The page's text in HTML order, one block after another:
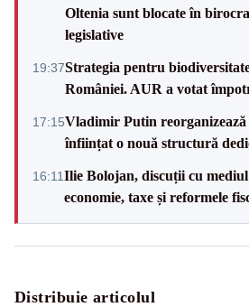
Oltenia sunt blocate în
legislative
19:37Strategia pentru
României. AUR a votat
17:15Vladimir Putin
înființat o nouă structură
16:11Ilie Bolojan, discuții cu
economie, taxe și reformele
Distribuie articolul